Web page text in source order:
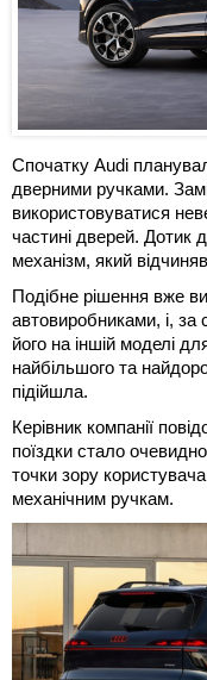
Спочатку Audi
дверними ручками.
використовуватися
частині дверей. Дотик
механізм, який
Подібне рішення вже
автовиробниками, і,
його на іншій моделі
найбільшого та
підійшла.
Керівник компанії
поїздки стало
точки зору
механічним ручкам.